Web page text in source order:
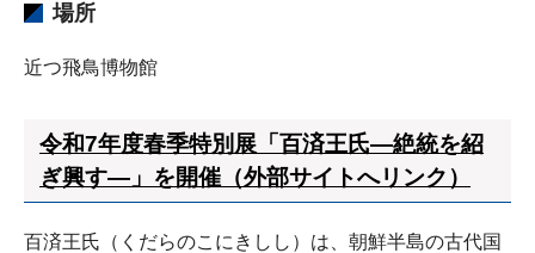
場所
近つ飛鳥博物館
令和7年度春季特別展「百済王氏―絶統を紹
ぎ興す―」を開催（外部サイトへリンク）
百済王氏（くだらのこにきしし）は、朝鮮半島の古代国